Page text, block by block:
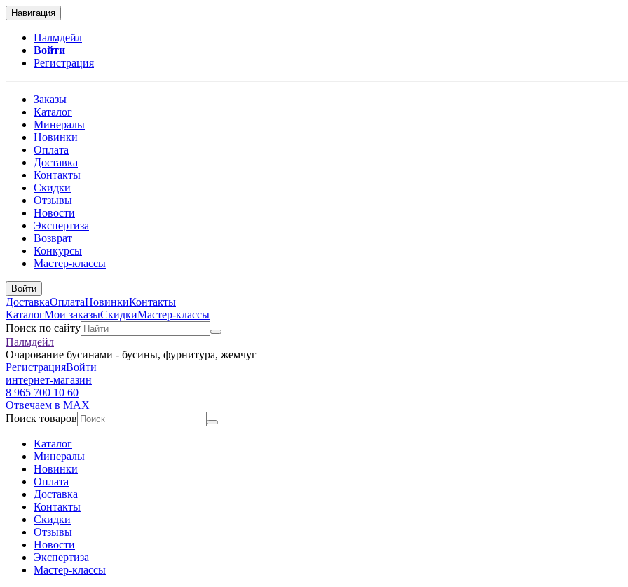
Навигация
Палмдейл
Войти
Регистрация
Заказы
Каталог
Минералы
Новинки
Оплата
Доставка
Контакты
Скидки
Отзывы
Новости
Экспертиза
Возврат
Конкурсы
Мастер-классы
Войти
ДоставкаОплатаНовинкиКонтакты
КаталогМои заказыСкидкиМастер-классы
Поиск по сайту
Палмдейл
Очарование бусинами - бусины, фурнитура, жемчуг
РегистрацияВойти
интернет-магазин
8 965 700 10 60
Отвечаем в MAX
Поиск товаров
Каталог
Минералы
Новинки
Оплата
Доставка
Контакты
Скидки
Отзывы
Новости
Экспертиза
Мастер-классы